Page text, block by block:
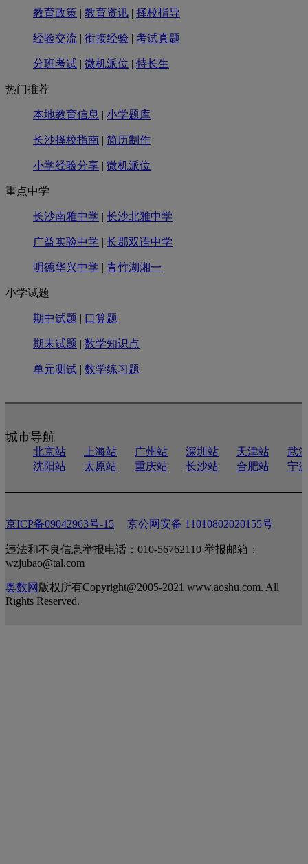
教育政策 | 教育资讯 | 择校指导
经验交流 | 衔接经验 | 考试真题
分班考试 | 微机派位 | 特长生
热门推荐
本地教育信息 | 小学题库
长沙择校指南 | 简历制作
小学经验分享 | 微机派位
重点中学
长沙南雅中学 | 长沙北雅中学
广益实验中学 | 长郡双语中学
明德华兴中学 | 青竹湖湘一
小学试题
期中试题 | 口算题
期末试题 | 数学知识点
单元测试 | 数学练习题
城市导航
北京站 上海站 广州站 深圳站 天津站
武
沈阳站
太原站 重庆站 长沙站 合肥站 宁
京ICP备09042963号-15 京公网安备 11010802020155号
违法和不良信息举报电话：010-56762110 举报邮箱：
wzjubao@tal.com
奥数网 版权所有Copyright@2005-2021 www.aoshu.com. All
Rights Reserved.